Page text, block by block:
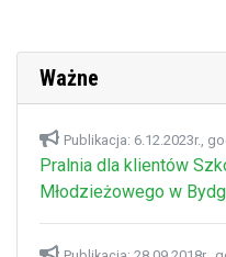
Ważne
Publikacja: 6.12.2023r.,
Pralnia dla klientów
Młodzieżowego w